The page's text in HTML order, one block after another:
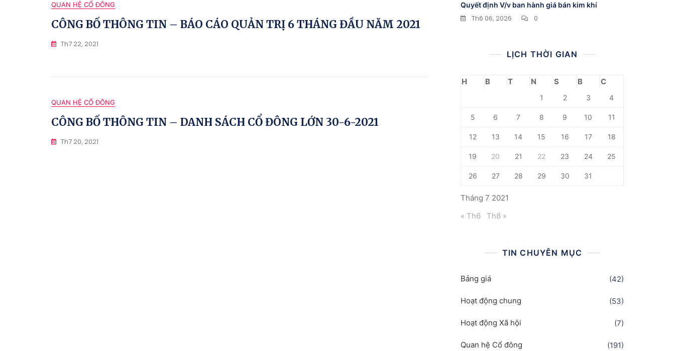
QUAN HỆ CỔ ĐÔNG
CÔNG BỐ THÔNG TIN – BÁO CÁO QUẢN TRỊ 6 THÁNG ĐẦU NĂM 2021
Th7 22, 2021
QUAN HỆ CỔ ĐÔNG
CÔNG BỐ THÔNG TIN – DANH SÁCH CỔ ĐÔNG LỚN 30-6-2021
Th7 20, 2021
Quyết định V/v ban hành giá bán kim khí
Th6 06, 2026 0
LỊCH THỜI GIAN
Tháng 7 2021
H B T N S B C
1 2 3 4
5 6 7 8 9 10 11
12 13 14 15 16 17 18
19 20 21 22 23 24 25
26 27 28 29 30 31
« Th6 Th8 »
TIN CHUYÊN MỤC
Bảng giá (42)
Hoạt động chung (53)
Hoạt động Xã hội (7)
Quan hệ Cổ đông (191)